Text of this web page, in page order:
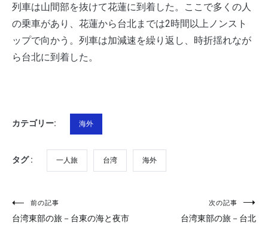
列車は山間部を抜けて花蓮に到着した。ここで多くの人
の乗車があり、花蓮から台北までは2時間以上ノンスト
ップで向かう。列車は加減速を繰り返し、時折揺れなが
ら台北に到着した。
カテゴリー: 海外
タグ : 一人旅 台湾 海外
投 前の記事
台湾東部の旅－台東の海と夜市
次の記事
台湾東部の旅－台北